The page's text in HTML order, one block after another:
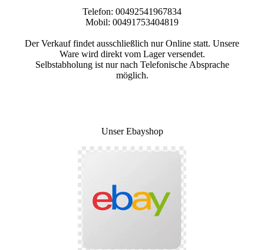
Telefon: 00492541967834
Mobil: 00491753404819
Der Verkauf findet ausschließlich nur Online statt. Unsere
Ware wird direkt vom Lager versendet.
Selbstabholung ist nur nach Telefonische Absprache
möglich.
Unser Ebayshop